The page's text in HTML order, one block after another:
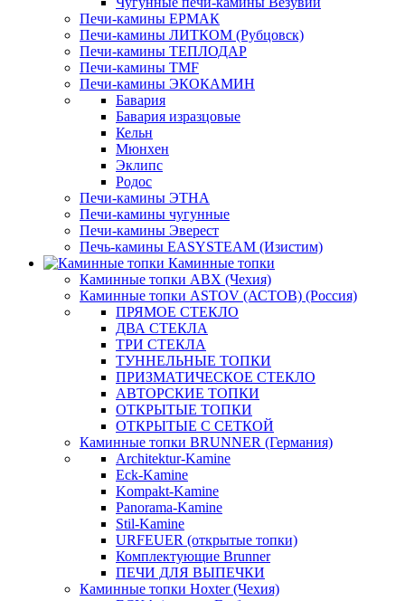
Печи-камины ЕРМАК
Печи-камины ЛИТКОМ (Рубцовск)
Печи-камины ТЕПЛОДАР
Печи-камины TMF
Печи-камины ЭКОКАМИН
Бавария
Бавария изразцовые
Кельн
Мюнхен
Эклипс
Родос
Печи-камины ЭТНА
Печи-камины чугунные
Печи-камины Эверест
Печь-камины EASYSTEAM (Изистим)
Каминные топки
Каминные топки ABX (Чехия)
Каминные топки ASTOV (АСТОВ) (Россия)
ПРЯМОЕ СТЕКЛО
ДВА СТЕКЛА
ТРИ СТЕКЛА
ТУННЕЛЬНЫЕ ТОПКИ
ПРИЗМАТИЧЕСКОЕ СТЕКЛО
АВТОРСКИЕ ТОПКИ
ОТКРЫТЫЕ ТОПКИ
ОТКРЫТЫЕ С СЕТКОЙ
Каминные топки BRUNNER (Германия)
Architektur-Kamine
Eck-Kamine
Kompakt-Kamine
Panorama-Kamine
Stil-Kamine
URFEUER (открытые топки)
Комплектующие Brunner
ПЕЧИ ДЛЯ ВЫПЕЧКИ
Каминные топки Hoxter (Чехия)